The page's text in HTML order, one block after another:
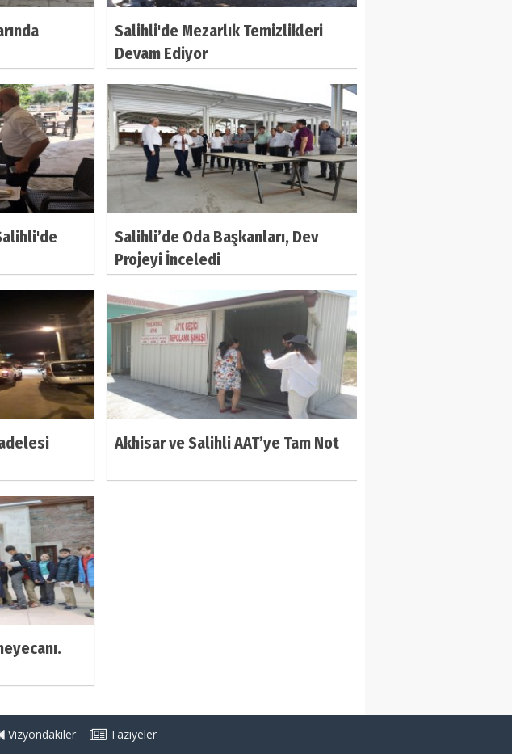
Salihli'de Mezarlık Temizlikleri
Devam Ediyor
Salihli’de Oda Başkanları, Dev
Projeyi İnceledi
Akhisar ve Salihli AAT’ye Tam Not
Vizyondakiler Taziyeler